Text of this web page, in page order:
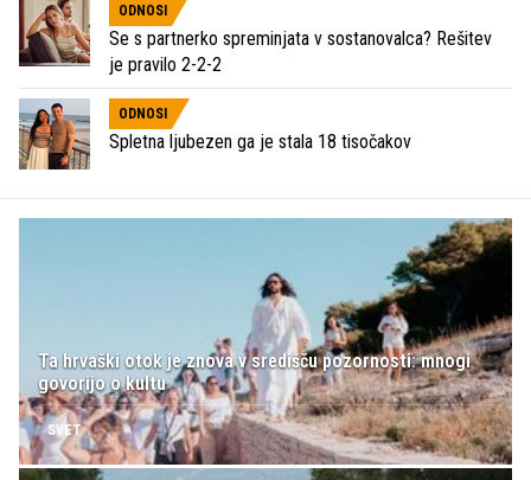
ODNOSI
Se s partnerko spreminjata v sostanovalca? Rešitev
je pravilo 2-2-2
ODNOSI
Spletna ljubezen ga je stala 18 tisočakov
Ta hrvaški otok je znova v središču pozornosti: mnogi
govorijo o kultu
SVET